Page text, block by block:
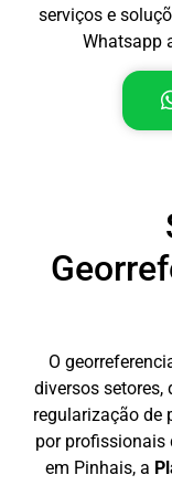
serviços e
Whatsapp
O
diversos setores,
regularização de
por profissionais
em Pinhais, a